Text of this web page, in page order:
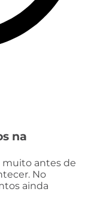
na
muito antes de
No
ainda